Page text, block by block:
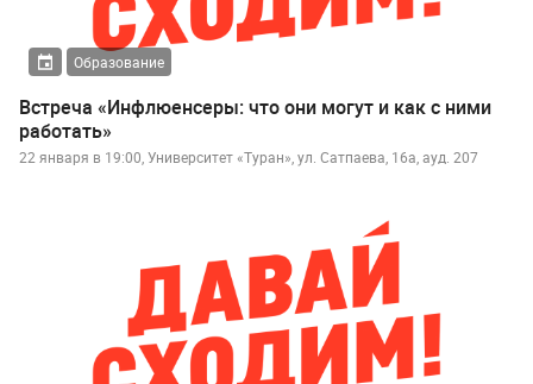
Образование
Встреча «Инфлюенсеры: что они могут и как с ними
работать»
22 января в 19:00, Университет «Туран», ул. Сатпаева, 16а, ауд. 207